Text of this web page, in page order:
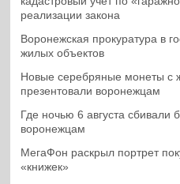
реализации закона
Воронежская прокуратура в
жилых объектов
Новые серебряные монеты с
презентовали воронежцам
Где ночью 6 августа сбивали
воронежцам
МегаФон раскрыл портрет
«книжек»